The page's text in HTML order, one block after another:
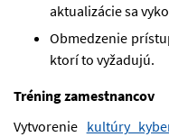
aktualizácie sa
Obmedzenie
ktorí to vyžadujú.
Tréning zamestnancov
Vytvorenie kultúry